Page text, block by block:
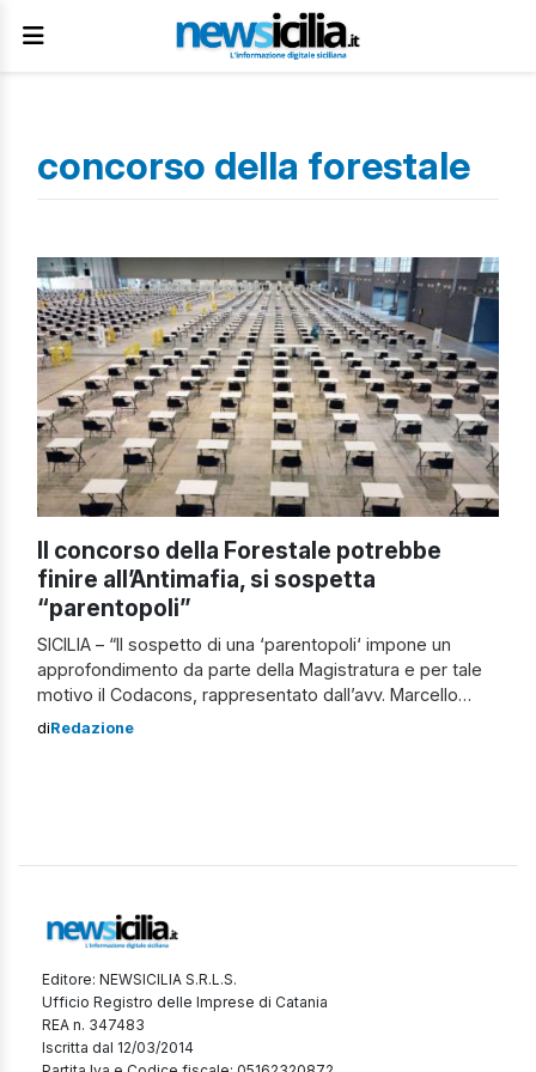
concorso della forestale
Il concorso della Forestale potrebbe
finire all’Antimafia, si sospetta
“parentopoli”
SICILIA – “Il sospetto di una ‘parentopoli‘ impone un
approfondimento da parte della Magistratura e per tale
motivo il Codacons, rappresentato dall’avv. Marcello
Drago dell’Ufficio Legale Regionale, annuncia un esposto
diRedazione
Editore: NEWSICILIA S.R.L.S.
Ufficio Registro delle Imprese di Catania
REA n. 347483
Iscritta dal 12/03/2014